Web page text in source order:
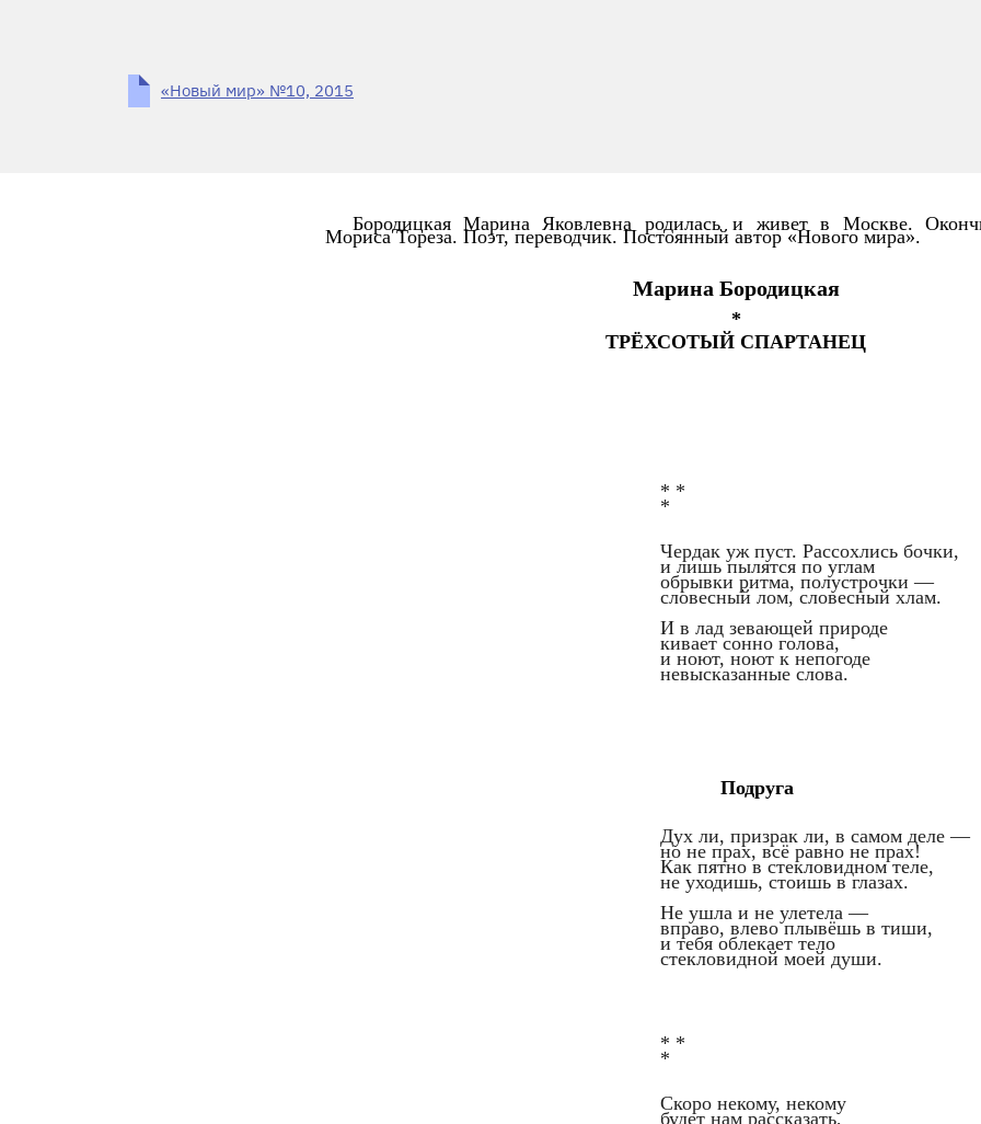
«Новый мир» №10, 2015
Бородицкая Марина Яковлевна родилась и живет в Москве.
Мориса Тореза. Поэт, переводчик. Постоянный автор «Нового мира».
Марина Бородицкая
*
ТРЁХСОТЫЙ СПАРТАНЕЦ
* *
*
Чердак уж пуст. Рассохлись бочки,
и лишь пылятся по углам
обрывки ритма, полустрочки —
словесный лом, словесный хлам.
И в лад зевающей природе
кивает сонно голова,
и ноют, ноют к непогоде
невысказанные слова.
Подруга
Дух ли, призрак ли, в самом деле —
но не прах, всё равно не прах!
Как пятно в стекловидном теле,
не уходишь, стоишь в глазах.
Не ушла и не улетела —
вправо, влево плывёшь в тиши,
и тебя облекает тело
стекловидной моей души.
* *
*
Скоро некому, некому
будет нам рассказать,